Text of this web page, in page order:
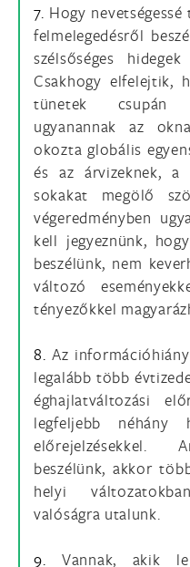
7. Hogy
felmelegedésről
szélsőséges
Csakhogy elfelejtik,
tünetek csupán
ugyanannak az
okozta globális
és az árvizeknek, a
sokakat megölő
végeredményben
kell jegyeznünk,
beszélünk, nem
változó
tényezőkkel
8. Az
legalább több
éghajlatváltozási
legfeljebb néhány
előrejelzésekkel.
beszélünk, akkor
helyi
valóságra utalunk.
9. Vannak, akik